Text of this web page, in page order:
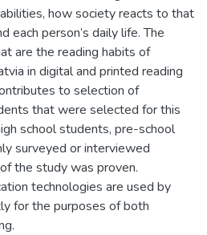
how society reacts to that
each person’s daily life. The
are the reading habits of
in digital and printed reading
to selection of
that were selected for this
school students, pre-school
surveyed or interviewed
the study was proven.
technologies are used by
for the purposes of both